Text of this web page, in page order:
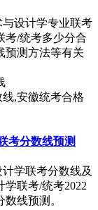
设计学专业联考
考/统考多少分合
预测方法等有关
,安徽统考合格
考分数线预测
学联考分数线及
联考/统考2022
线预测。